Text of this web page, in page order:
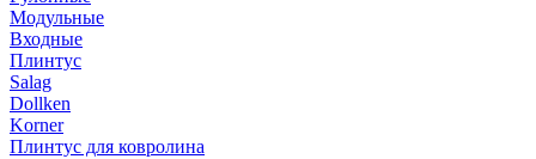
Модульные
Входные
Плинтус
Salag
Dollken
Korner
Плинтус для ковролина